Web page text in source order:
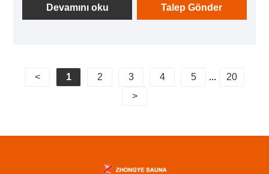
alanı yaratarak sağlığın korunmasını ve rahatlamayı
birleştirir. Hiçbir karmaşık kurulum gerektirmez,
keyfini çıkarmanıza olanak tanır.
Devamını oku Talep Gönder
< 1 2 3 4 5 ...
20
>